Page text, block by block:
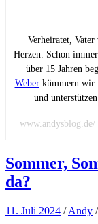
Verheiratet,
Herzen. Schon
über 15 Jahren
Weberkümmern wir
und
www.andysblog.de/
Sommer,
da?
11. Juli 2024 /Andy /